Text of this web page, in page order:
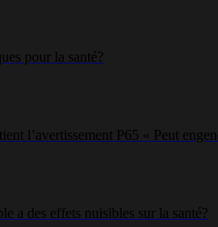
pour la santé?
l’avertissement P65 « Peut
a des effets nuisibles sur la santé?